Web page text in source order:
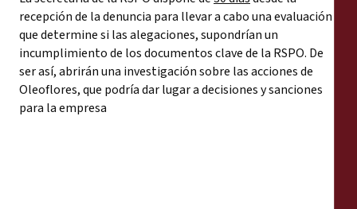
recepción de la denuncia para llevar a cabo una evaluación
que determine si las alegaciones, supondrían un
incumplimiento de los documentos clave de la RSPO. De
ser así, abrirán una investigación sobre las acciones de
Oleoflores, que podría dar lugar a decisiones y sanciones
para la empresa